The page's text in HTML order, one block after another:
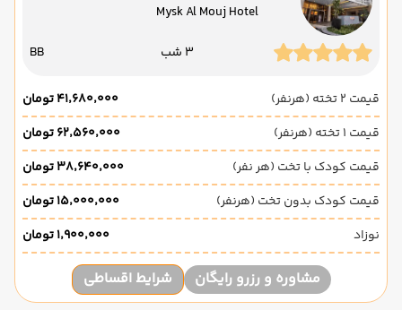
Mysk Al Mouj Hotel
3 شب BB
قیمت 2 تخته (هرنفر)
۴۱٬۶۸۰٬۰۰۰ تومان
قیمت 1 تخته (هرنفر)
۶۲٬۵۶۰٬۰۰۰ تومان
قیمت کودک با تخت (هر نفر)
۳۸٬۶۴۰٬۰۰۰ تومان
قیمت کودک بدون تخت (هرنفر)
۱۵٬۰۰۰٬۰۰۰ تومان
نوزاد
۱٬۹۰۰٬۰۰۰ تومان
مشاوره و رزرو رایگان شرایط اقساطی